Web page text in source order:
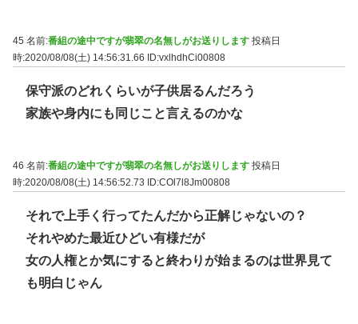
45 名前:番組の途中ですが翡翠の名無しがお送りします 投稿日
時:2020/08/08(土) 14:56:31.66 ID:vxlhdhCi00808
保守派のどれくらいが子供居るんだろう
家族や身内にも同じこと言えるのかな
46 名前:番組の途中ですが翡翠の名無しがお送りします 投稿日
時:2020/08/08(土) 14:56:52.73
ID:COl7l8Jm00808
それで上手く行ってたんだから正解じゃないの？
それやめた最近ひどい有様だが
女の人権とか気にすると終わりが始まるのは世界見て
も明白じゃん